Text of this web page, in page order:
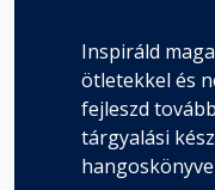
Inspiráld
ötletekkel és
fejleszd
tárgyalási